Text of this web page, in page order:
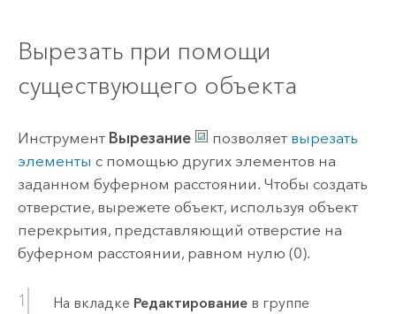
Вырезать при помощи
существующего объекта
Инструмент Вырезание позволяет вырезать
элементы с помощью других элементов на
заданном буферном расстоянии. Чтобы создать
отверстие, вырежете объект, используя объект
перекрытия, представляющий отверстие на
буферном расстоянии, равном нулю (0).
На вкладке Редактированиев группе